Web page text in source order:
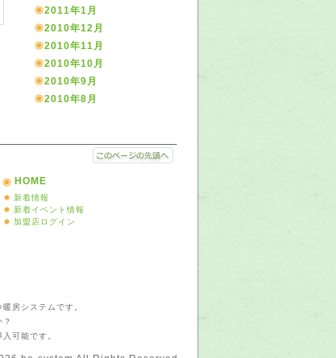
2011年1月
2010年12月
2010年11月
2010年10月
2010年9月
2010年8月
HOME
新着情報
新着イベント情報
加盟店ログイン
房システムです。
可能です。